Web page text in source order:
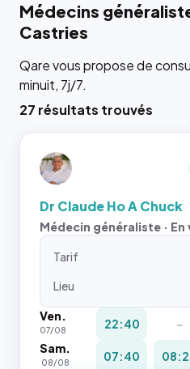
Médecins
Castries
Qare vous propose de
minuit, 7j/7.
27 résultats trouvés
Dr Claude Ho A Chuck
Médecin généraliste · En
Tarif
Lieu
Ven.
07/08 22:40 -
Sam.
08/08 07:40